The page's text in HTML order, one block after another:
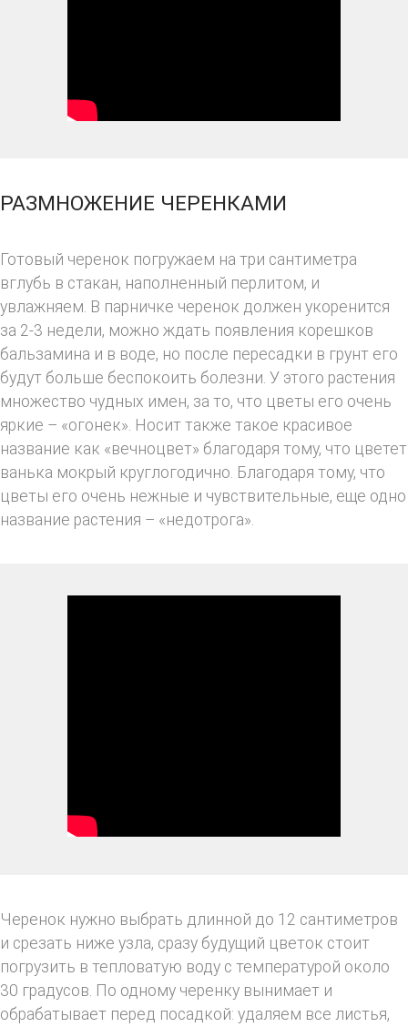
РАЗМНОЖЕНИЕ ЧЕРЕНКАМИ
Готовый черенок погружаем на три сантиметра
вглубь в стакан, наполненный перлитом, и
увлажняем. В парничке черенок должен укоренится
за 2-3 недели, можно ждать появления корешков
бальзамина и в воде, но после пересадки в грунт его
будут больше беспокоить болезни. У этого растения
множество чудных имен, за то, что цветы его очень
яркие – «огонек». Носит также такое красивое
название как «вечноцвет» благодаря тому, что цветет
ванька мокрый круглогодично. Благодаря тому, что
цветы его очень нежные и чувствительные, еще одно
название растения – «недотрога».
Черенок нужно выбрать длинной до 12 сантиметров
и срезать ниже узла, сразу будущий цветок стоит
погрузить в тепловатую воду с температурой около
30 градусов. По одному черенку вынимает и
обрабатывает перед посадкой: удаляем все листья,